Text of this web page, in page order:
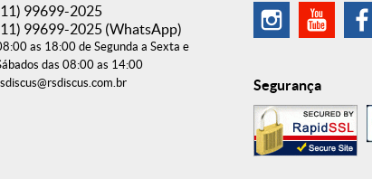
99699-2025
99699-2025 (WhatsApp)
as 18:00 de Segunda a Sexta e
das 08:00 as 14:00
Segurança